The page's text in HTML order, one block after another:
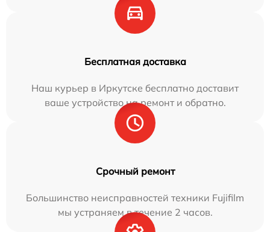
Бесплатная доставка
Наш курьер в Иркутске бесплатно доставит
ваше устройство на ремонт и обратно.
Срочный ремонт
Большинство неисправностей техники Fujifilm
мы устраняем в течение 2 часов.